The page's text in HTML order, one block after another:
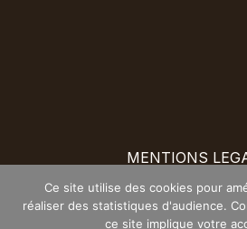
MENTIONS
CONDITIONS DE VENTES
MATERIAUX
CONTACT
Ce site utilise des cookies pour
réaliser des statistiques d'audience.
ce site implique votre